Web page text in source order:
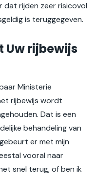
rijden zeer risicovol
is teruggegeven.
Uw rijbewijs
Ministerie
rijbewijs wordt
Dat is een
behandeling van
er met mijn
vooral naar
snel terug, of ben ik